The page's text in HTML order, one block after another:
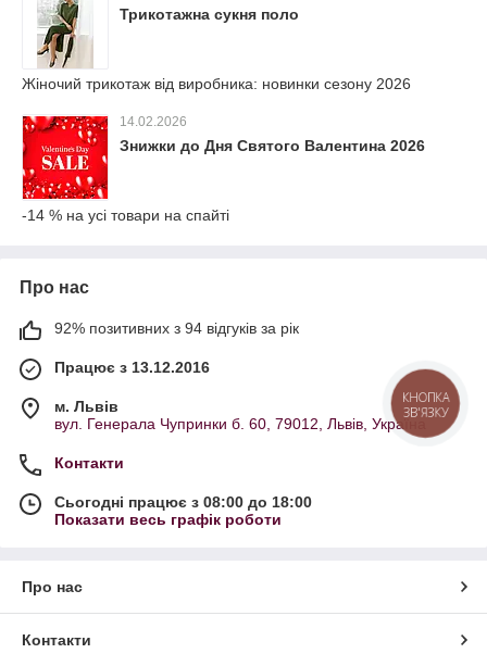
Трикотажна сукня поло
Жіночий трикотаж від виробника: новинки сезону 2026
14.02.2026
Знижки до Дня Святого Валентина 2026
-14 % на усі товари на спайті
Про нас
92% позитивних з 94 відгуків за рік
Працює з 13.12.2016
м. Львів
вул. Генерала Чупринки б. 60, 79012, Львів, Україна
Контакти
Сьогодні працює з 08:00 до 18:00
Показати весь графік роботи
Про нас
Контакти
КНОПКА
ЗВ'ЯЗКУ